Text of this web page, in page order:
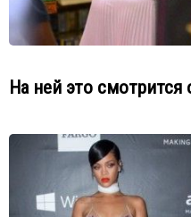
На ней это смотрится